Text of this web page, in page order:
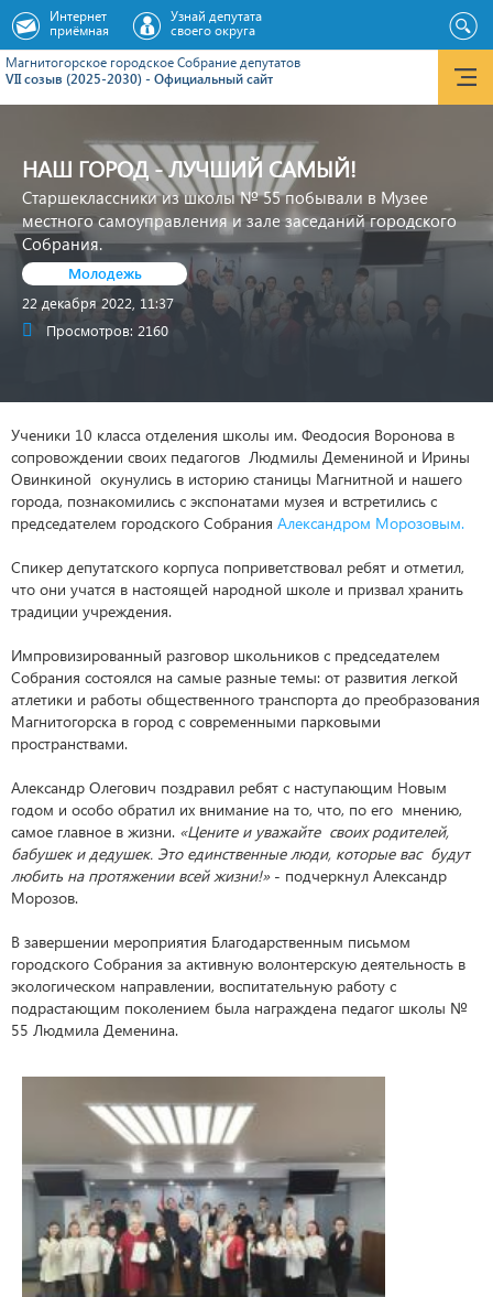
Магнитогорское городское Cобрание депутатов
VII созыв (2025-2030) - Официальный сайт
Интернет
приёмная
Узнай депутата
своего округа
НАШ ГОРОД - ЛУЧШИЙ САМЫЙ!
Старшеклассники из школы № 55 побывали в Музее
местного самоуправления и зале заседаний городского
Собрания.
Молодежь
22 декабря 2022, 11:37
Просмотров: 2160
Ученики 10 класса отделения школы им. Феодосия Воронова в
сопровождении своих педагогов Людмилы Демениной и Ирины
Овинкиной окунулись в историю станицы Магнитной и нашего
города, познакомились с экспонатами музея и встретились с
председателем городского Собрания Александром Морозовым.
Спикер депутатского корпуса поприветствовал ребят и отметил,
что они учатся в настоящей народной школе и призвал хранить
традиции учреждения.
Импровизированный разговор школьников с председателем
Собрания состоялся на самые разные темы: от развития легкой
атлетики и работы общественного транспорта до преобразования
Магнитогорска в город с современными парковыми
пространствами.
Александр Олегович поздравил ребят с наступающим Новым
годом и особо обратил их внимание на то, что, по его мнению,
самое главное в жизни. «Цените и уважайте своих родителей,
бабушек и дедушек. Это единственные люди, которые вас будут
любить на протяжении всей жизни!»- подчеркнул Александр
Морозов.
В завершении мероприятия Благодарственным письмом
городского Собрания за активную волонтерскую деятельность в
экологическом направлении, воспитательную работу с
подрастающим поколением была награждена педагог школы №
55 Людмила Деменина.